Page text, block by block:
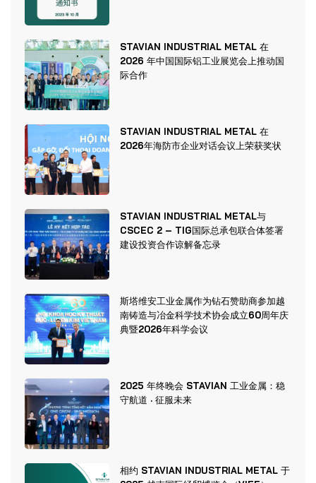
STAVIAN INDUSTRIAL METAL 在
2026 年中国国际铝工业展览会上推动国
际合作
STAVIAN INDUSTRIAL METAL 在
2026年海防市企业对话会议上荣获奖状
STAVIAN INDUSTRIAL METAL与
CSCEC 2 – TIG国际总承包联合体签署
建设投资合作谅解备忘录
斯塔维安工业金属作为钻石赞助商参加越
南铸造与冶金科学技术协会成立60周年庆
典暨2026年科学会议
2025 年终晚会 STAVIAN 工业金属：稳
守航道 · 征服未来
相约 STAVIAN INDUSTRIAL METAL 于